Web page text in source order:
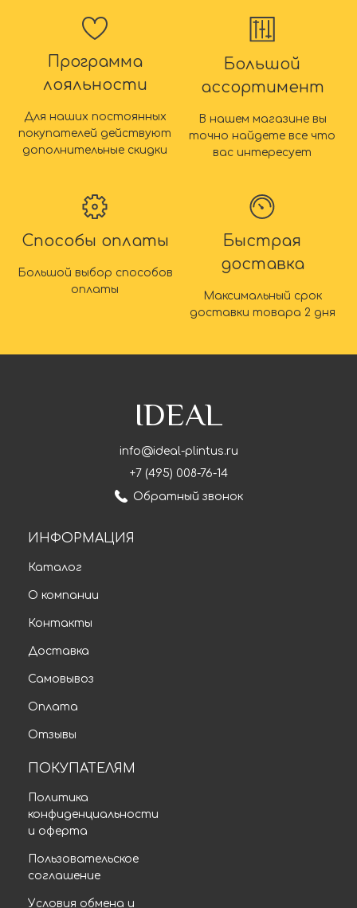
Программа
лояльности
Для наших постоянных
покупателей действуют
дополнительные скидки
Большой
ассортимент
В нашем магазине вы
точно найдете все что
вас интересует
Способы оплаты
Большой выбор способов
оплаты
Быстрая
доставка
Максимальный срок
доставки товара 2 дня
IDEAL
info@ideal-plintus.ru
+7 (495) 008-76-14
Обратный звонок
ИНФОРМАЦИЯ
Каталог
О компании
Контакты
Доставка
Самовывоз
Оплата
Отзывы
ПОКУПАТЕЛЯМ
Политика
конфиденциальности
и оферта
Пользовательское
соглашение
Условия обмена и